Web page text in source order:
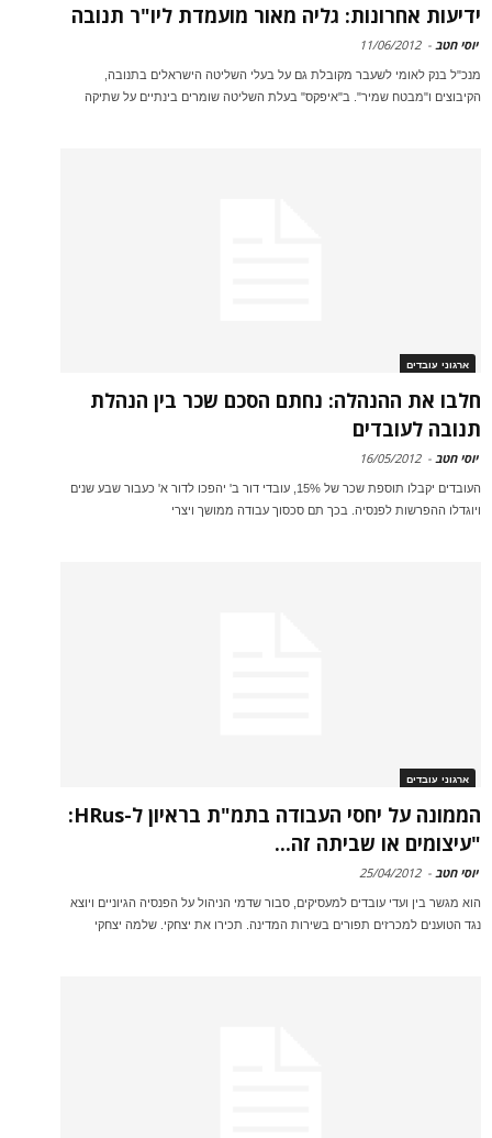
ידיעות אחרונות: גליה מאור מועמדת ליו"ר תנובה
יוסי חטב -
11/06/2012
מנכ"ל בנק לאומי לשעבר מקובלת גם על בעלי השליטה הישראלים בתנובה,
הקיבוצים ו"מבטח שמיר". ב"איפקס" בעלת השליטה שומרים בינתיים על שתיקה
ארגוני עובדים
חלבו את ההנהלה: נחתם הסכם שכר בין הנהלת
תנובה לעובדים
יוסי חטב -
16/05/2012
העובדים יקבלו תוספת שכר של 15%, עובדי דור ב' יהפכו לדור א' כעבור שבע שנים
ויוגדלו ההפרשות לפנסיה. בכך תם סכסוך עבודה ממושך ויצרי
ארגוני עובדים
הממונה על יחסי העבודה בתמ"ת בראיון ל-HRus:
"עיצומים או שביתה זה...
יוסי חטב -
25/04/2012
הוא מגשר בין ועדי עובדים למעסיקים, סבור שדמי הניהול על הפנסיה הגיוניים ויוצא
נגד הטוענים למכרזים תפורים בשירות המדינה. תכירו את יצחקי. שלמה יצחקי